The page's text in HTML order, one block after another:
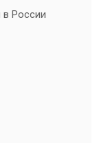
России